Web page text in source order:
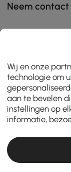
Neem
Wij en onze
technologie om
aan te bevelen
instellingen op
informatie,